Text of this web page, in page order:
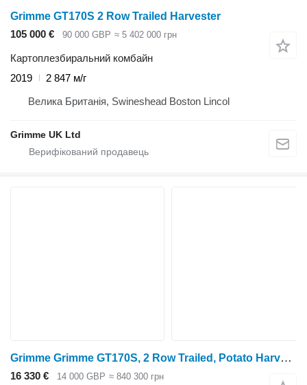
Grimme GT170S 2 Row Trailed Harvester
105 000 €
90 000 GBP ≈ 5 402 000 грн
Картоплезбиральний комбайн
2019
2 847 м/г
Велика Британія, Swineshead Boston Lincol
Grimme UK Ltd
Grimme Grimme GT170S, 2 Row Trailed, Potato Harvester
16 330 € 14 000 GBP ≈ 840 300 грн